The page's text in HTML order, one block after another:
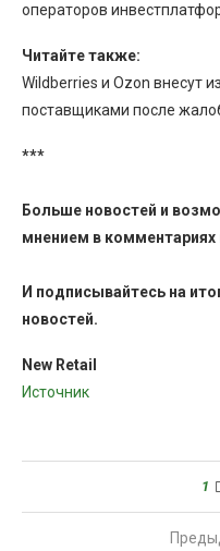
операторов
Читайте также:
Wildberries и Ozon внесут
поставщиками после
***
Больше новостей и
мнением в комментариях
И подписывайтесь на
новостей.
New Retail
Источник
1